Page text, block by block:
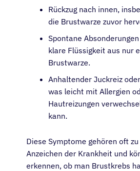
Rückzug nach innen,
die Brustwarze zuvor
Spontane
klare Flüssigkeit aus nur
Brustwarze.
Anhaltender Juckreiz
was leicht mit Allergien
Hautreizungen
kann.
Diese Symptome gehören oft
Anzeichen der Krankheit und
erkennen, ob man Brustkrebs